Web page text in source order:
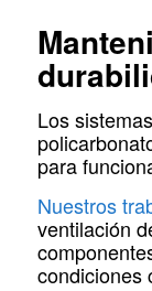
Los
para
Nuestros
ventilación
condiciones